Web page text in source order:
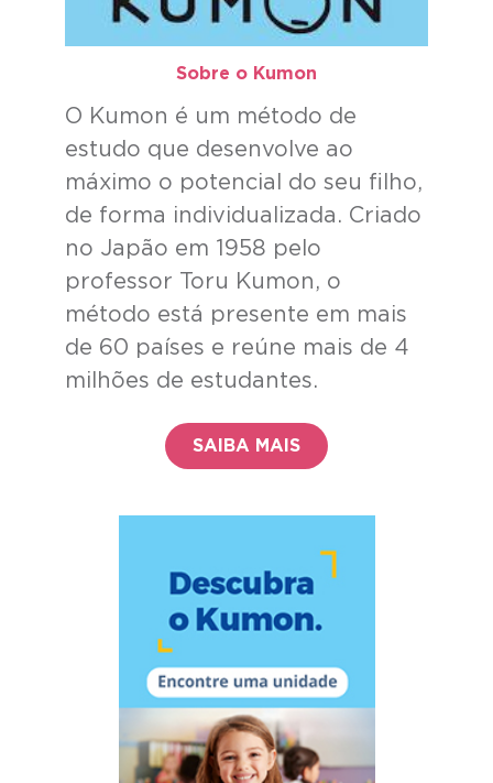
Sobre o Kumon​
O Kumon é um método de
estudo que desenvolve ao
máximo o potencial do seu filho,
de forma individualizada. Criado
no Japão em 1958 pelo
professor Toru Kumon, o
método está presente em mais
de 60 países e reúne mais de 4
milhões de estudantes.
SAIBA MAIS